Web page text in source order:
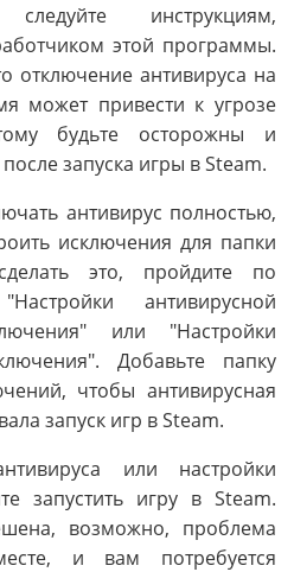
инструкциям,
этой программы.
отключение антивируса на
может привести к угрозе
будьте осторожны и
запуска игры в Steam.
антивирус полностью,
исключения для папки
это, пройдите по
антивирусной
или "Настройки
Добавьте папку
чтобы антивирусная
запуск игр в Steam.
или настройки
запустить игру в Steam.
возможно, проблема
и вам потребуется